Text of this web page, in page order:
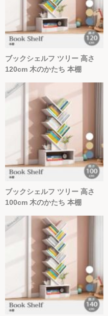
ブックシェルフ ツリー 高さ
120cm 木のかたち 本棚
ブックシェルフ ツリー 高さ
100cm 木のかたち 本棚